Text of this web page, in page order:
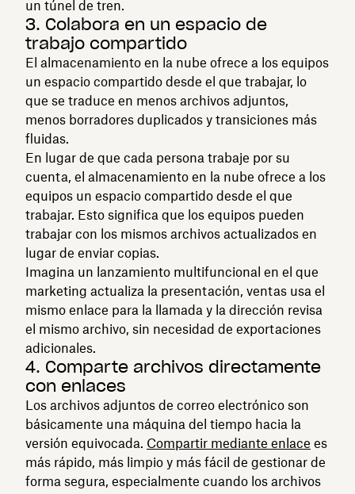
un túnel de tren.
3. Colabora en un espacio de
trabajo compartido
El almacenamiento en la nube ofrece a los equipos
un espacio compartido desde el que trabajar, lo
que se traduce en menos archivos adjuntos,
menos borradores duplicados y transiciones más
fluidas.
En lugar de que cada persona trabaje por su
cuenta, el almacenamiento en la nube ofrece a los
equipos un espacio compartido desde el que
trabajar. Esto significa que los equipos pueden
trabajar con los mismos archivos actualizados en
lugar de enviar copias.
Imagina un lanzamiento multifuncional en el que
marketing actualiza la presentación, ventas usa el
mismo enlace para la llamada y la dirección revisa
el mismo archivo, sin necesidad de exportaciones
adicionales.
4. Comparte archivos directamente
con enlaces
Los archivos adjuntos de correo electrónico son
básicamente una máquina del tiempo hacia la
versión equivocada. Compartir mediante enlace es
más rápido, más limpio y más fácil de gestionar de
forma segura, especialmente cuando los archivos